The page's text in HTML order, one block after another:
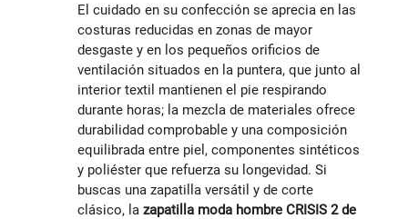
El cuidado en su confección se aprecia en las
costuras reducidas en zonas de mayor
desgaste y en los pequeños orificios de
ventilación situados en la puntera, que junto al
interior textil mantienen el pie respirando
durante horas; la mezcla de materiales ofrece
durabilidad comprobable y una composición
equilibrada entre piel, componentes sintéticos
y poliéster que refuerza su longevidad. Si
buscas una zapatilla versátil y de corte
clásico, la zapatilla moda hombre CRISIS 2 de